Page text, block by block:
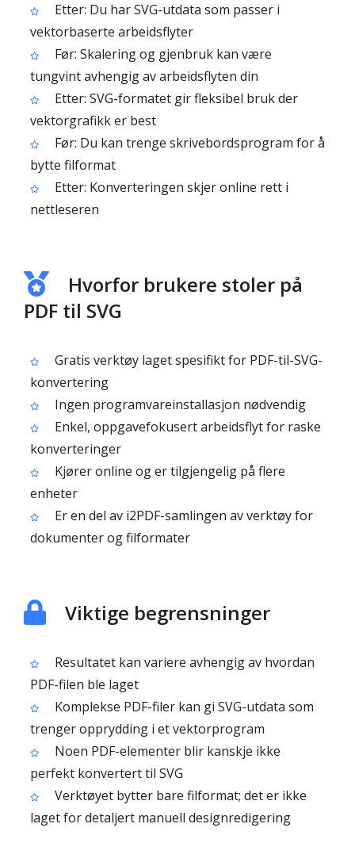
Etter: Du har SVG-utdata som passer i
vektorbaserte arbeidsflyter
Før: Skalering og gjenbruk kan være
tungvint avhengig av arbeidsflyten din
Etter: SVG-formatet gir fleksibel bruk der
vektorgrafikk er best
Før: Du kan trenge skrivebordsprogram for å
bytte filformat
Etter: Konverteringen skjer online rett i
nettleseren
Hvorfor brukere stoler på
PDF til SVG
Gratis verktøy laget spesifikt for PDF-til-SVG-
konvertering
Ingen programvareinstallasjon nødvendig
Enkel, oppgavefokusert arbeidsflyt for raske
konverteringer
Kjører online og er tilgjengelig på flere
enheter
Er en del av i2PDF-samlingen av verktøy for
dokumenter og filformater
Viktige begrensninger
Resultatet kan variere avhengig av hvordan
PDF-filen ble laget
Komplekse PDF-filer kan gi SVG-utdata som
trenger opprydding i et vektorprogram
Noen PDF-elementer blir kanskje ikke
perfekt konvertert til SVG
Verktøyet bytter bare filformat; det er ikke
laget for detaljert manuell designredigering